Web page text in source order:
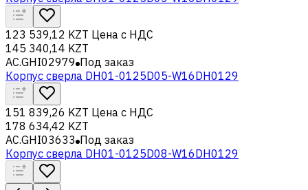
123 539,12 KZT Цена с НДС
145 340,14 KZT
AC.GHI02979 Под заказ
Корпус сверла DH01-0125D05-W16DH0129
151 839,26 KZT Цена с НДС
178 634,42 KZT
AC.GHI03633 Под заказ
Корпус сверла DH01-0125D08-W16DH0129